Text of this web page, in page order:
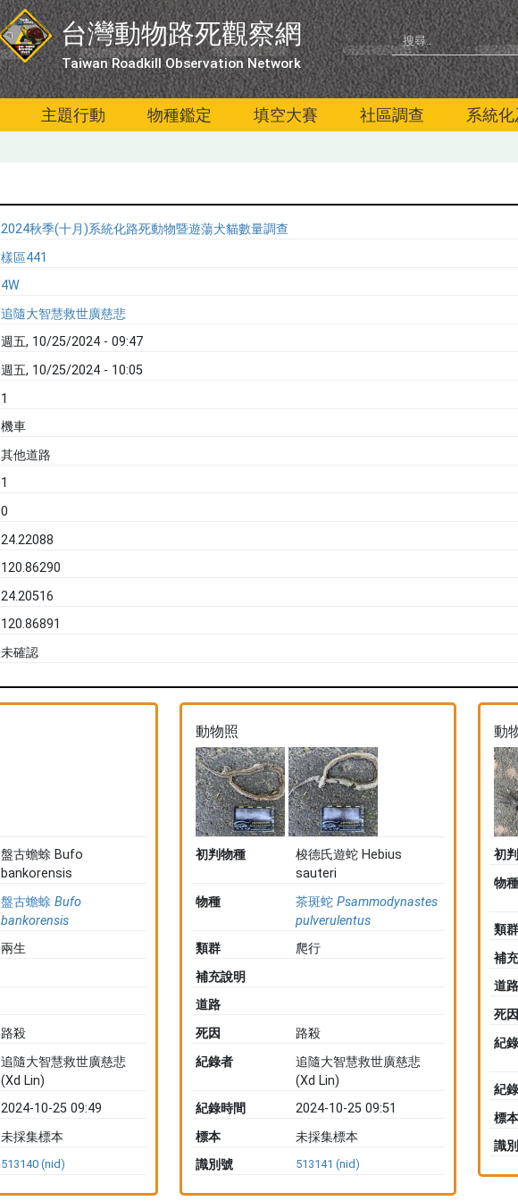
台灣動物路死觀察網
Taiwan Roadkill Observation Network
主題行動 物種鑑定 填空大賽 社區調查 系統
2024秋季(十月)系統化路死動物暨遊蕩犬貓數量調查
樣區441
4W
追隨大智慧救世廣慈悲
週五, 10/25/2024 - 09:47
週五, 10/25/2024 - 10:05
1
機車
其他道路
1
0
24.22088
120.86290
24.20516
120.86891
未確認
盤古蟾蜍 Bufo
bankorensis
盤古蟾蜍 Bufo
bankorensis
兩生
路殺
追隨大智慧救世廣慈悲
(Xd Lin)
2024-10-25 09:49
未採集標本
513140 (nid)
動物照
初判物種
梭德氏遊蛇 Hebius
sauteri
物種
茶斑蛇Psammodynastes
pulverulentus
類群
爬行
補充說明
道路
死因
路殺
紀錄者
追隨大智慧救世廣慈悲
(Xd Lin)
紀錄時間
2024-10-25 09:51
標本
未採集標本
識別號
513141 (nid)
動
初
物種
類群
補
道路
死因
紀
紀
標本
識